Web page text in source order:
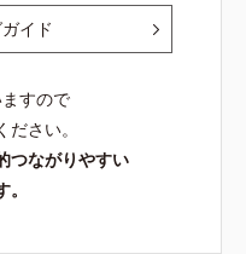
イド
すので
さい。
つながりやすい